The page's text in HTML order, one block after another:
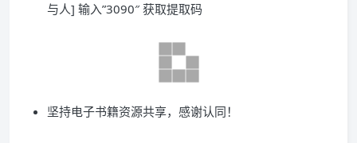
与人] 输入”3090″ 获取提取码
坚持电子书籍资源共享，感谢认同！